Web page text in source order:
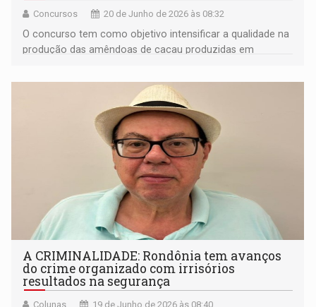
Concursos 20 de Junho de 2026 às 08:32
O concurso tem como objetivo intensificar a qualidade na
produção das amêndoas de cacau produzidas em
valorizar os produtores rurais
A CRIMINALIDADE: Rondônia tem avanços
do crime organizado com irrisórios
resultados na segurança
Colunas 19 de Junho de 2026 às 08:40